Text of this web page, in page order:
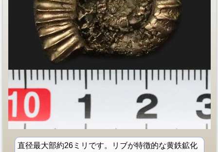
直径最大部約26ミリです。リブが特徴的な黄鉄鉱化